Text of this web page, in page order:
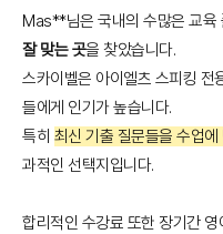
Mas**님은 국내의 수많은 교육
잘 맞는 곳을 찾았습니다.
스카이벨은 아이엘츠 스피킹 전
들에게 인기가 높습니다.
특히 최신 기출 질문들을 수업에
과적인 선택지입니다.
합리적인 수강료 또한 장기간